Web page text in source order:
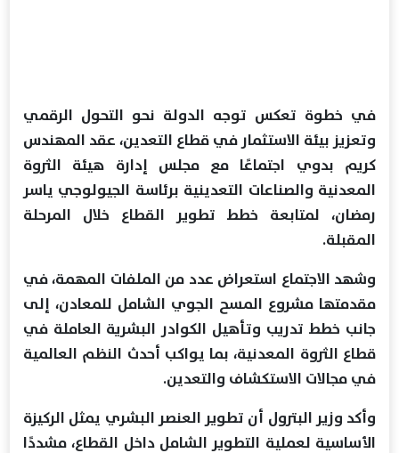
في خطوة تعكس توجه الدولة نحو التحول الرقمي
وتعزيز بيئة الاستثمار في قطاع التعدين، عقد المهندس
كريم بدوي اجتماعًا مع مجلس إدارة هيئة الثروة
المعدنية والصناعات التعدينية برئاسة الجيولوجي ياسر
رمضان، لمتابعة خطط تطوير القطاع خلال المرحلة
المقبلة.
وشهد الاجتماع استعراض عدد من الملفات المهمة، في
مقدمتها مشروع المسح الجوي الشامل للمعادن، إلى
جانب خطط تدريب وتأهيل الكوادر البشرية العاملة في
قطاع الثروة المعدنية، بما يواكب أحدث النظم العالمية
في مجالات الاستكشاف والتعدين.
وأكد وزير البترول أن تطوير العنصر البشري يمثل الركيزة
الأساسية لعملية التطوير الشامل داخل القطاع، مشددًا